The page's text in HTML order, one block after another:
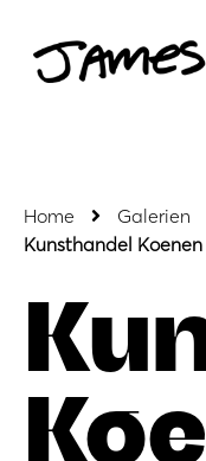
Home Galerien
Kunsthandel Koenen